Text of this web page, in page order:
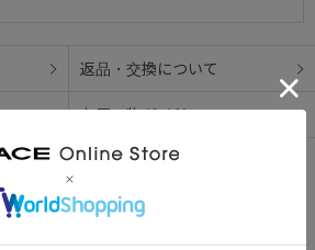
返品・交換について
お買い物ガイド